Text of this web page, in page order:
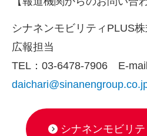
シナネンモビリティ PLUS
広報担当
TEL： 03-6478-7906 E-mail
シナネンモビリ